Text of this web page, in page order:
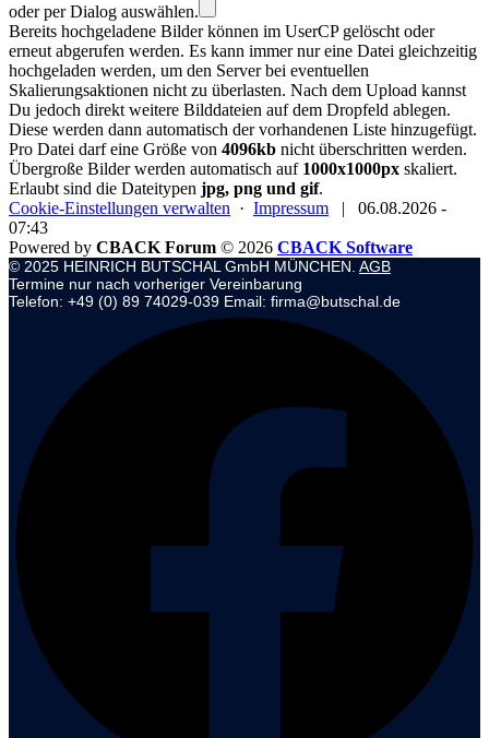
oder per Dialog auswählen.
Bereits hochgeladene Bilder können im UserCP gelöscht oder
erneut abgerufen werden. Es kann immer nur eine Datei gleichzeitig
hochgeladen werden, um den Server bei eventuellen
Skalierungsaktionen nicht zu überlasten. Nach dem Upload kannst
Du jedoch direkt weitere Bilddateien auf dem Dropfeld ablegen.
Diese werden dann automatisch der vorhandenen Liste hinzugefügt.
Pro Datei darf eine Größe von 4096kb nicht überschritten werden.
Übergroße Bilder werden automatisch auf 1000x1000px skaliert.
Erlaubt sind die Dateitypen jpg, png und gif.
Cookie-Einstellungen verwalten · Impressum |
06.08.2026 -
07:43
Powered by CBACK Forum © 2026 CBACK Software
© 2025 HEINRICH BUTSCHAL GmbH MÜNCHEN. AGB
Termine nur nach vorheriger Vereinbarung
Telefon: +49 (0) 89 74029-039 Email: firma@butschal.de